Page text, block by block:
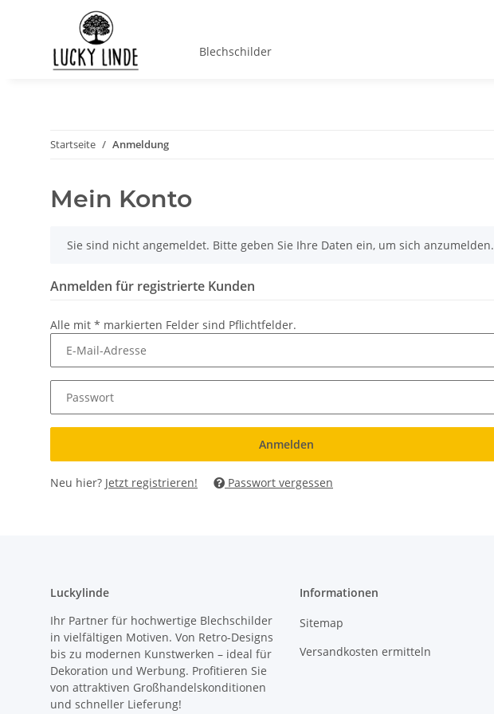
Blechschilder
Startseite Anmeldung
Mein Konto
x
Sie sind nicht angemeldet. Bitte geben Sie Ihre Daten ein, um sich anzumelden.
Anmelden für registrierte Kunden
Alle mit * markierten Felder sind Pflichtfelder.
E-Mail-Adresse
Passwort
Anmelden
Neu hier? Jetzt registrieren! Passwort vergessen
Luckylinde
Ihr Partner für hochwertige Blechschilder
in vielfältigen Motiven. Von Retro-Designs
bis zu modernen Kunstwerken – ideal für
Dekoration und Werbung. Profitieren Sie
von attraktiven Großhandelskonditionen
und schneller Lieferung!
Informationen
Sitemap
Versandkosten ermitteln